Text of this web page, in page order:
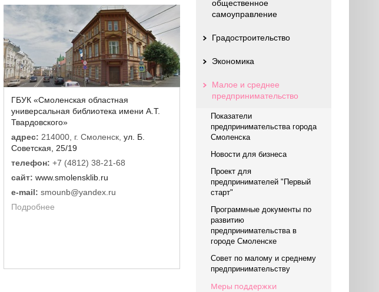
ГБУК «Смоленская областная
универсальная библиотека имени А.Т.
Твардовского»
адрес: 214000, г. Смоленск, ул. Б.
Советская, 25/19
телефон: +7 (4812) 38-21-68
сайт: www.smolensklib.ru
e-mail: smounb@yandex.ru
Подробнее
общественное
самоуправление
Градостроительство
Экономика
Малое и среднее
предпринимательство
Показатели
предпринимательства города
Смоленска
Новости для бизнеса
Проект для
предпринимателей "Первый
старт"
Программные документы по
развитию
предпринимательства в
городе Смоленске
Совет по малому и среднему
предпринимательству
Меры поддержки